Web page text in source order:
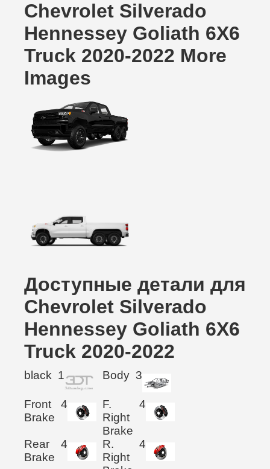
Chevrolet Silverado
Hennessey Goliath 6X6
Truck 2020-2022 More
Images
Доступные детали для
Chevrolet Silverado
Hennessey Goliath 6X6
Truck 2020-2022
black 1 Body 3
Front
Brake
4
F.
Right
Brake
4
Rear
Brake
4
R.
Right
4